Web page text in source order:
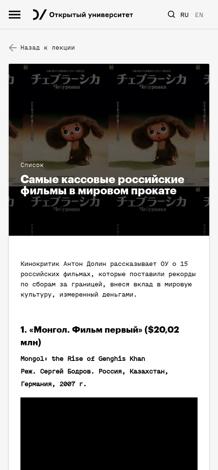
RU EN
Назад к лекции
Список
Самые кассовые российские
фильмы в мировом прокате
Кинокритик Антон Долин рассказывает ОУ о 15
российских фильмах, которые поставили рекорды
по сборам за границей, внеся вклад в мировую
культуру, измеренный деньгами.
1. «Монгол. Фильм первый» ($20,02
млн)
Mongol: the Rise of Genghis Khan
Реж. Сергей Бодров. Россия, Казахстан,
Германия, 2007 г.